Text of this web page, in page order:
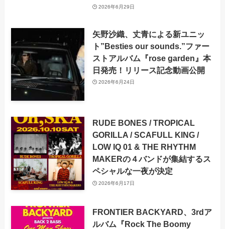
2026年6月29日
矢野沙織、丈青による新ユニッ
ト”Besties our sounds.”ファー
ストアルバム『rose garden』本
日発売！リリース記念動画公開
2026年6月24日
RUDE BONES / TROPICAL
GORILLA / SCAFULL KING /
LOW IQ 01 & THE RHYTHM
MAKERの４バンドが集結するス
ペシャルな一夜が決定
2026年6月17日
FRONTIER BACKYARD、3rdア
ルバム『Rock The Boomy